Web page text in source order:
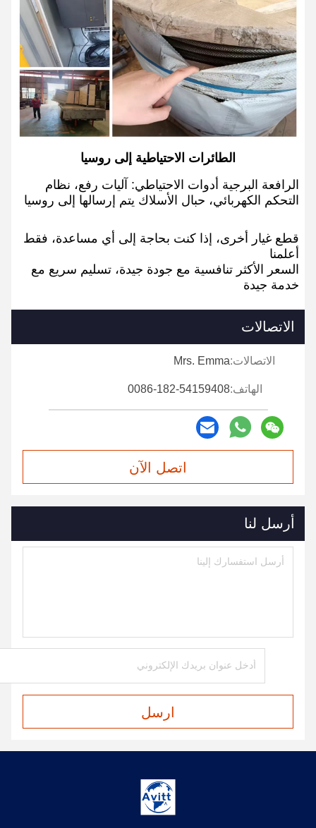
الطائرات الاحتياطية إلى روسيا
الرافعة البرجية أدوات الاحتياطي: آليات رفع، نظام
التحكم الكهربائي، حبال الأسلاك يتم إرسالها إلى روسيا
قطع غيار أخرى، إذا كنت بحاجة إلى أي مساعدة، فقط
أعلمنا
السعر الأكثر تنافسية مع جودة جيدة، تسليم سريع مع
خدمة جيدة
الاتصالات
الاتصالات:Mrs. Emma
الهاتف:0086-182-54159408
اتصل الآن
أرسل لنا
ارسل